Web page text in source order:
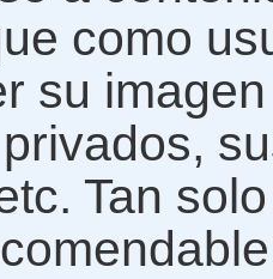
como
su
Tan